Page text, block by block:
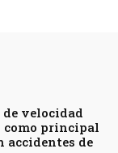
de velocidad
como principal
accidentes de